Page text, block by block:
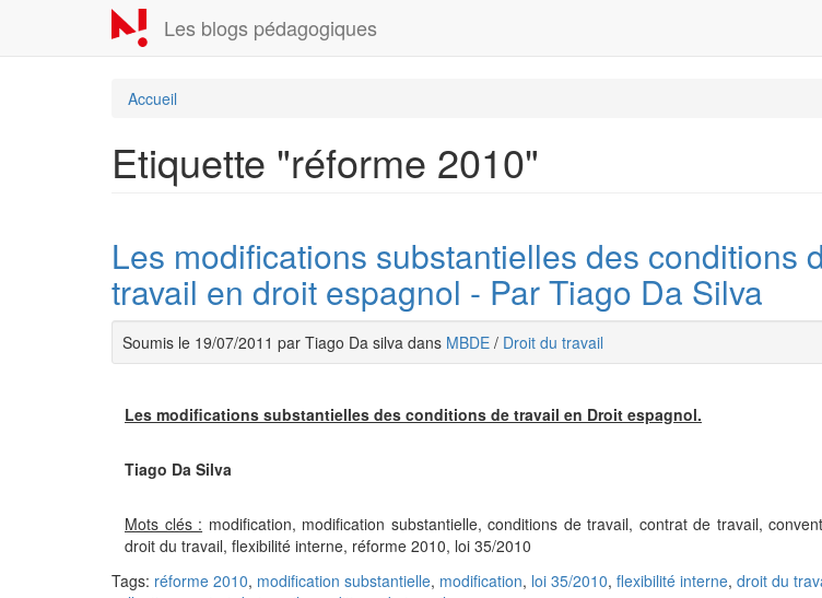
contenu
Les blogs pédagogiques
Accueil
Etiquette "réforme 2010"
Les modifications substantielles des conditions
travail en droit espagnol - Par Tiago Da Silva
Soumis le 19/07/2011 par Tiago Da silva dans MBDE / Droit du travail
Les modifications substantielles des conditions de travail en Droit espagnol.
Tiago Da Silva
Mots clés : modification, modification substantielle, conditions de travail, contrat de travail,
droit du travail, flexibilité interne, réforme 2010, loi 35/2010
Tags: réforme 2010, modification substantielle, modification, loi 35/2010, flexibilité interne, droit du